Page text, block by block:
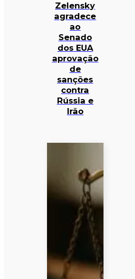
Zelensky
agradece
ao
Senado
dos EUA
aprovação
de
sanções
contra
Rússia e
Irão